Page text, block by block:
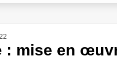
: mise en